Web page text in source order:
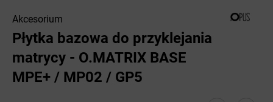
Akcesorium
Płytka bazowa do przyklejania
matrycy - O.MATRIX BASE
MPE+ / MP02 / GP5